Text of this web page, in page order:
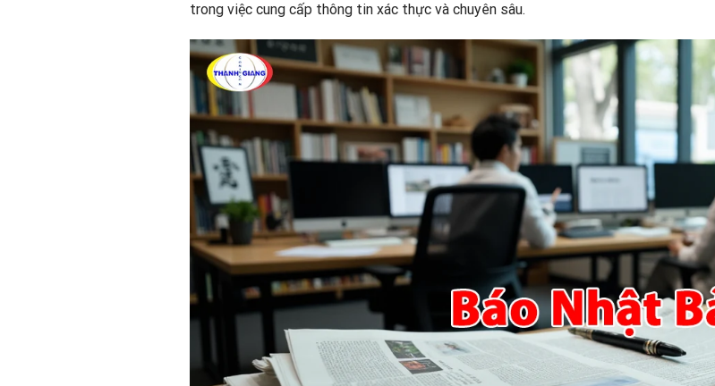
trong việc cung cấp thông tin xác thực và chuyên sâu.